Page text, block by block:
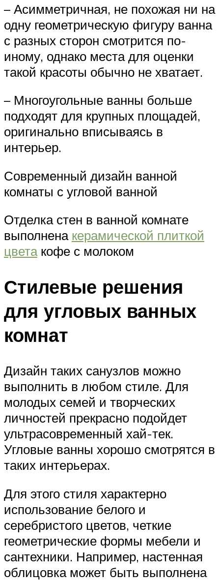
– Асимметричная, не похожая ни на
одну геометрическую фигуру ванна
с разных сторон смотрится по-
иному, однако места для оценки
такой красоты обычно не хватает.
– Многоугольные ванны больше
подходят для крупных площадей,
оригинально вписываясь в
интерьер.
Современный дизайн ванной
комнаты с угловой ванной
Отделка стен в ванной комнате
выполнена керамической плиткой
цветакофе с молоком
Стилевые решения
для угловых ванных
комнат
Дизайн таких санузлов можно
выполнить в любом стиле. Для
молодых семей и творческих
личностей прекрасно подойдет
ультрасовременный хай-тек.
Угловые ванны хорошо смотрятся в
таких интерьерах.
Для этого стиля характерно
использование белого и
серебристого цветов, четкие
геометрические формы мебели и
сантехники. Например, настенная
облицовка может быть выполнена